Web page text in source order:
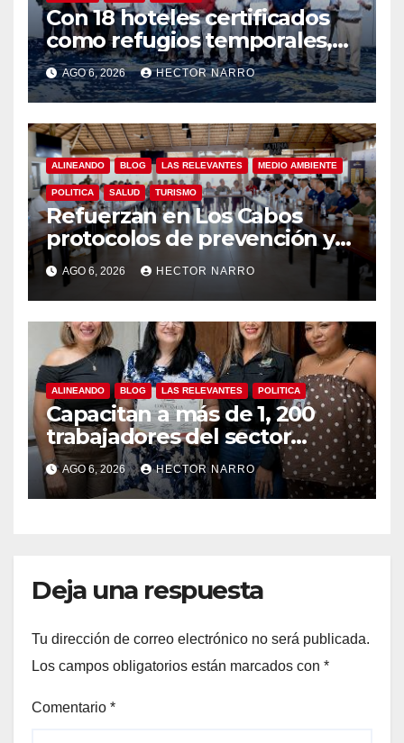
Con 18 hoteles certificados
como refugios temporales,
Gobierno de Los Cabos
refuerza la prevención y
garantiza un destino seguro
AGO 6, 2026 HECTOR NARRO
ALINEANDO BLOG LAS RELEVANTES MEDIO AMBIENTE
POLITICA SALUD TURISMO
Refuerzan en Los Cabos
protocolos de prevención y
rescate en playas ante oleaje
y temporada de ciclones
AGO 6, 2026 HECTOR NARRO
ALINEANDO BLOG LAS RELEVANTES POLITICA
Capacitan a más de 1, 200
trabajadores del sector
hotelero en derechos
humanos y respeto laboral
en Los Cabos
AGO 6, 2026 HECTOR NARRO
Deja una respuesta
Tu dirección de correo electrónico no será publicada.
Los campos obligatorios están marcados con *
Comentario *